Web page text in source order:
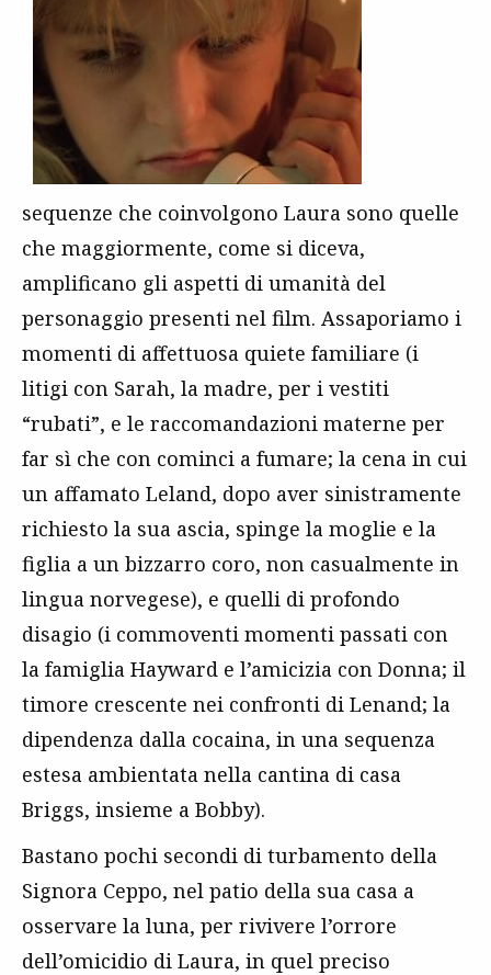
sequenze che coinvolgono Laura sono quelle
che maggiormente, come si diceva,
amplificano gli aspetti di umanità del
personaggio presenti nel film. Assaporiamo i
momenti di affettuosa quiete familiare (i
litigi con Sarah, la madre, per i vestiti
“rubati”, e le raccomandazioni materne per
far sì che con cominci a fumare; la cena in cui
un affamato Leland, dopo aver sinistramente
richiesto la sua ascia, spinge la moglie e la
figlia a un bizzarro coro, non casualmente in
lingua norvegese), e quelli di profondo
disagio (i commoventi momenti passati con
la famiglia Hayward e l’amicizia con Donna; il
timore crescente nei confronti di Lenand; la
dipendenza dalla cocaina, in una sequenza
estesa ambientata nella cantina di casa
Briggs, insieme a Bobby).
Bastano pochi secondi di turbamento della
Signora Ceppo, nel patio della sua casa a
osservare la luna, per rivivere l’orrore
dell’omicidio di Laura, in quel preciso